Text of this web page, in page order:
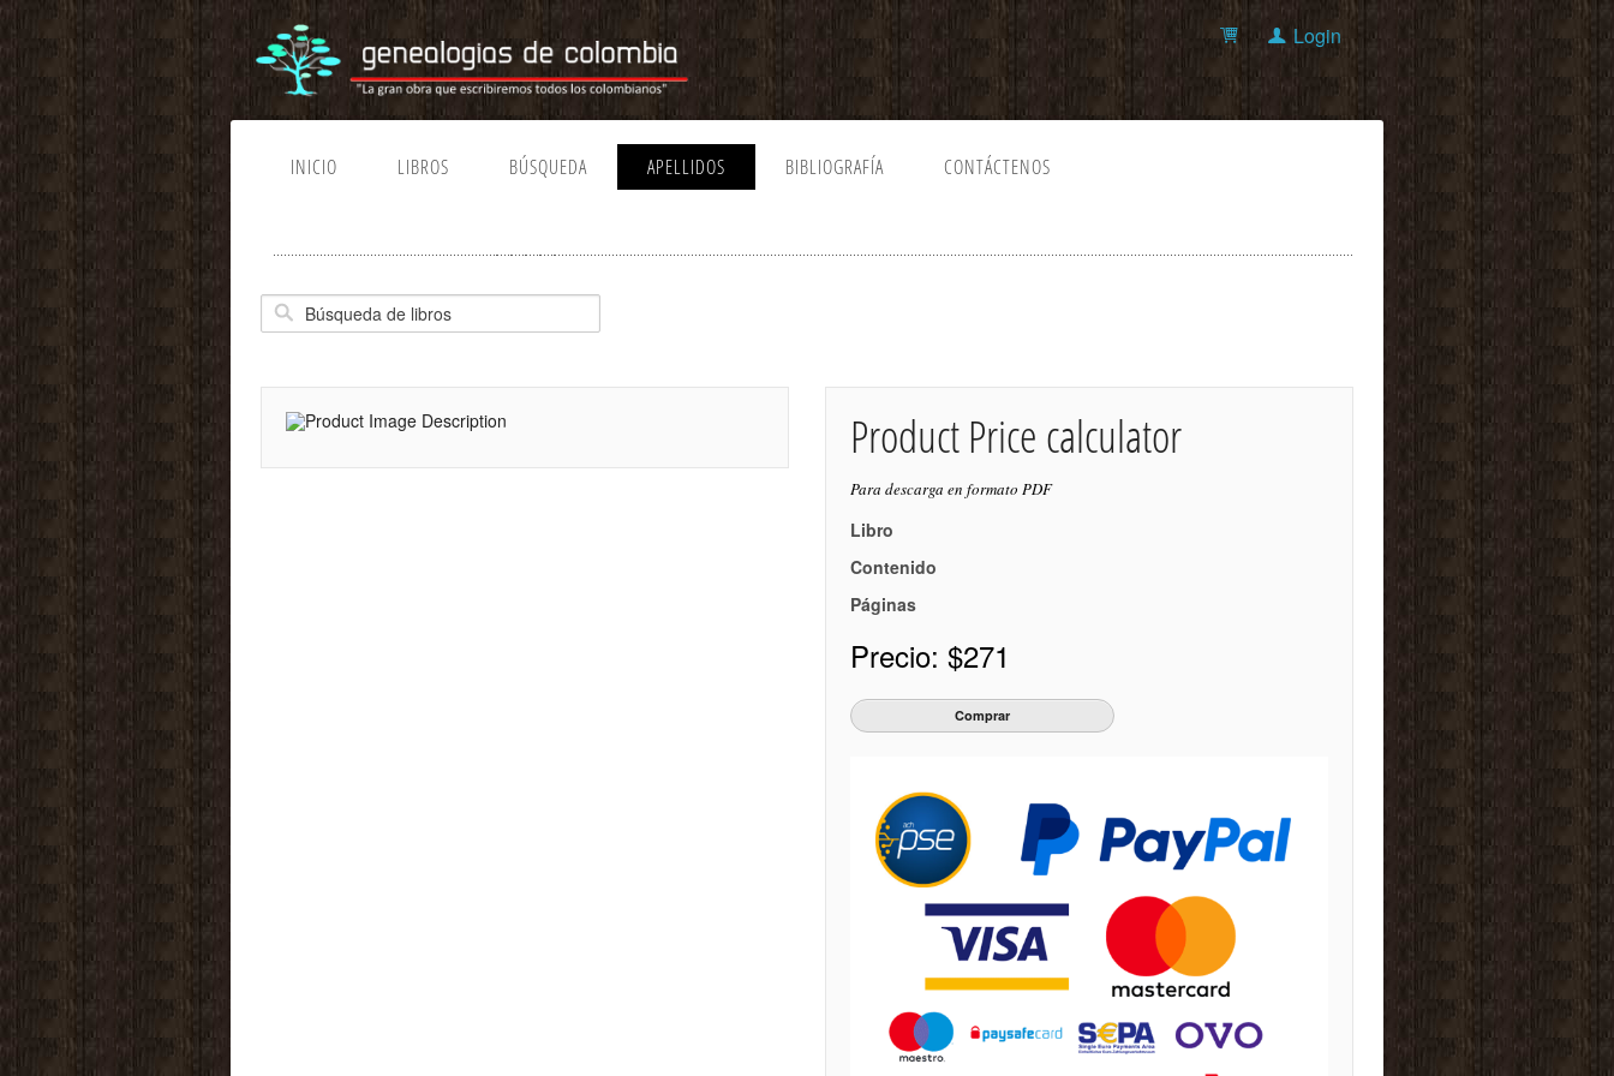
Login
INICIO LIBROS BÚSQUEDA APELLIDOS BIBLIOGRAFÍA CONTÁCTENOS
Product Price calculator
Para descarga en formato PDF
Libro
Contenido
Páginas
Precio: $271